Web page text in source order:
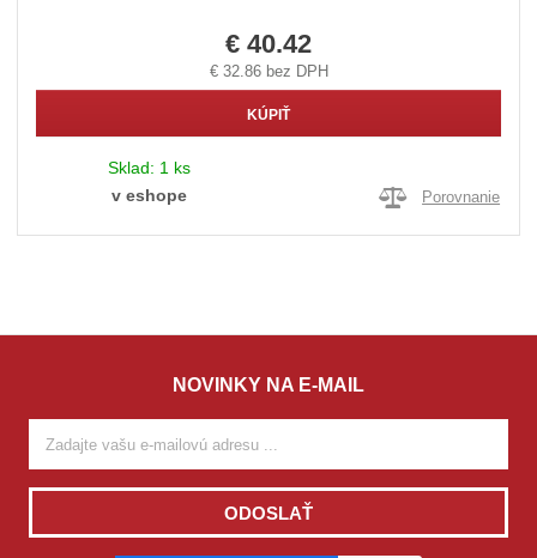
€ 40.42
€ 32.86 bez DPH
KÚPIŤ
Sklad: 1 ks
v eshope
Porovnanie
NOVINKY NA E-MAIL
ODOSLAŤ